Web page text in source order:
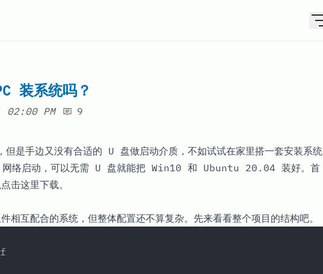
装系统吗？
at
02:00 PM 9
是手边又没有合适的 U 盘做启动介质，不如试试在家里搭一套安装系统
网络启动，可以无需 U 盘就能把 Win10 和 Ubuntu 20.04 装好。首
点击这里下载。
相互配合的系统，但整体配置还不算复杂。先来看看整个项目的结构吧。